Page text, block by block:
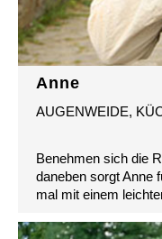
Anne
AUGENWEIDE,
Benehmen sich die
daneben sorgt Anne
mal mit einem